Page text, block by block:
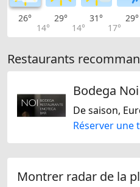
26°
14°
29°
14°
31°
17°
29°
Restaurants
Bodega Noi
Réserver une
Montrer radar de la